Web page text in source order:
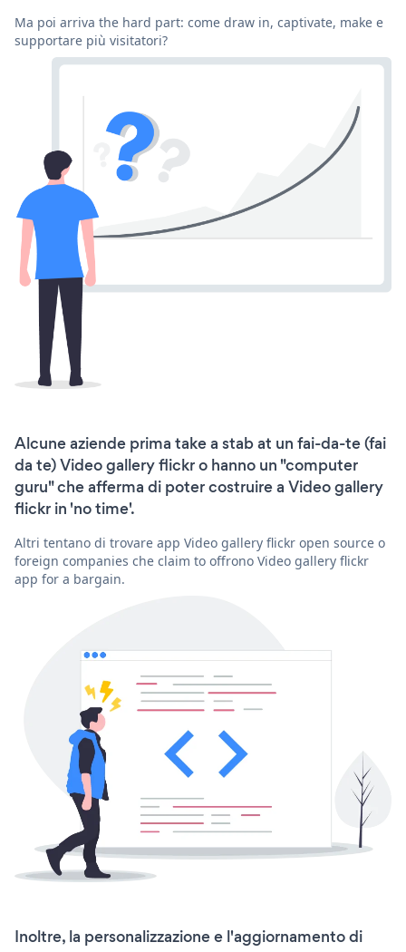
Ma poi arriva the hard part: come draw in, captivate, make e
supportare più visitatori?
Alcune aziende prima take a stab at un fai-da-te (fai
da te) Video gallery flickr o hanno un "computer
guru" che afferma di poter costruire a Video gallery
flickr in 'no time'.
Altri tentano di trovare app Video gallery flickr open source o
foreign companies che claim to offrono Video gallery flickr
app for a bargain.
Inoltre, la personalizzazione e l'aggiornamento di